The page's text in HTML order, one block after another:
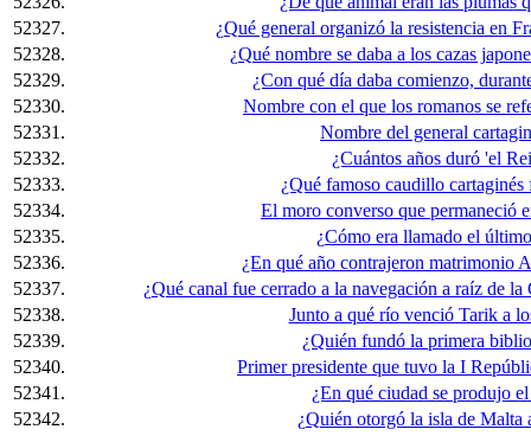
52327.
¿Qué general organizó la resistencia en
52328.
¿Qué nombre se daba a los cazas
52329.
¿Con qué día daba comienzo,
52330.
Nombre con el que los romanos se
52331.
Nombre del general
52332.
¿Cuántos años duró 'el
52333.
¿Qué famoso caudillo
52334.
El moro converso que permaneció
52335.
¿Cómo era llamado el
52336.
¿En qué año contrajeron matrimonio
52337.
¿Qué canal fue cerrado a la navegación a raíz de
52338.
Junto a qué río venció Tarik a
52339.
¿Quién fundó la primera
52340.
Primer presidente que tuvo la I
52341.
¿En qué ciudad se produjo
52342.
¿Quién otorgó la isla de Malta